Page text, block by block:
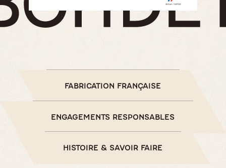
FABRICATION FRANÇAISE
ENGAGEMENTS RESPONSABLES
HISTOIRE & SAVOIR FAIRE